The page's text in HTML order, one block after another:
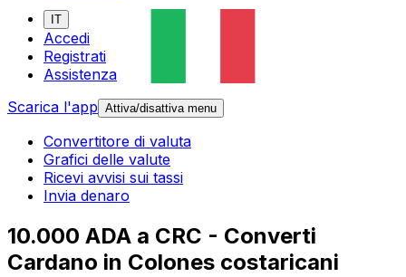
IT
Accedi
Registrati
Assistenza
Scarica l'app Attiva/disattiva menu
Convertitore di valuta
Grafici delle valute
Ricevi avvisi sui tassi
Invia denaro
10.000 ADA a CRC - Converti
Cardano in Colones costaricani